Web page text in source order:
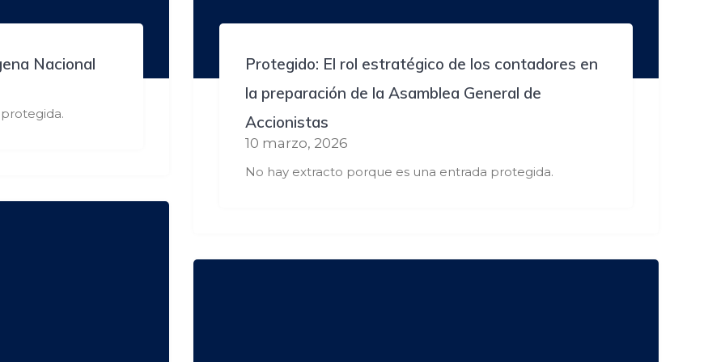
Nacional
Protegido: El rol estratégico de los contadores en
la preparación de la Asamblea General de
Accionistas
10 marzo, 2026
No hay extracto porque es una entrada protegida.